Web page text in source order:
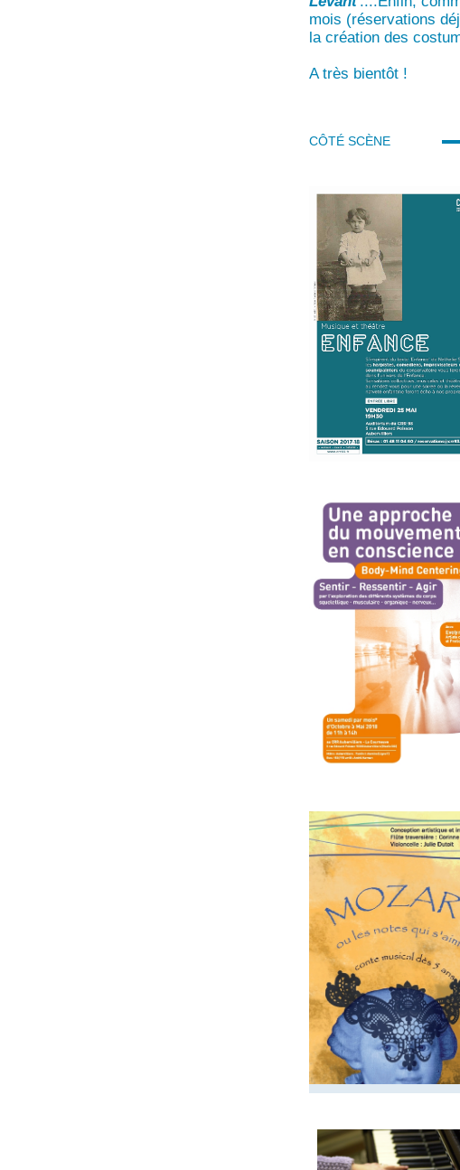
mois (réservations
la création des
A très bientôt !
CÔTÉ SCÈNE